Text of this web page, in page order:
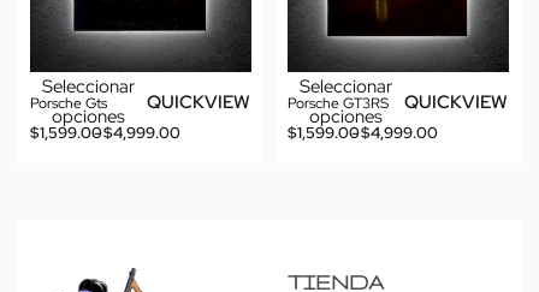
Seleccionar
opciones
QUICKVIEW
Porsche Gts
$1,599.00$4,999.00
Seleccionar
opciones
QUICKVIEW
Porsche GT3RS
$1,599.00$4,999.00
TIENDA